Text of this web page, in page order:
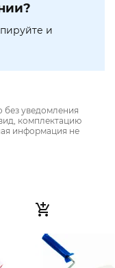
и
без уведомления
комплектацию
информация не